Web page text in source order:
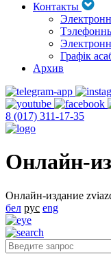
Контакты
Графік
Архив
8 (017) 311-17-35
Онлайн-
Онлайн-издание
бел рус eng